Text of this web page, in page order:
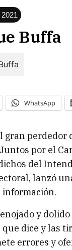
Buffa
WhatsApp
gran perdedor
por el
del
lanzó
y
que dice y las
errores y